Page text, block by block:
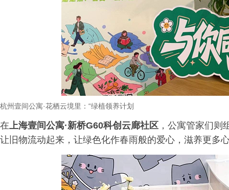
杭州壹间公寓·花栖云境里： “绿植领养计划
在上海壹间公寓·新桥G60科创云廊社区 ，公寓管家们则
让旧物流动起来，让绿色化作春雨般的爱心，滋养更多